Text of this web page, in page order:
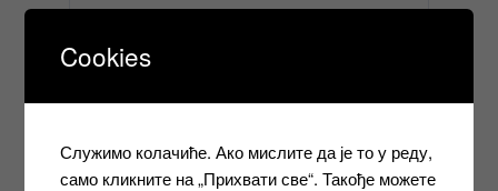
Cookies
Служимо колачиће. Ако мислите да је то у реду,
само кликните на „Прихвати све“. Такође можете